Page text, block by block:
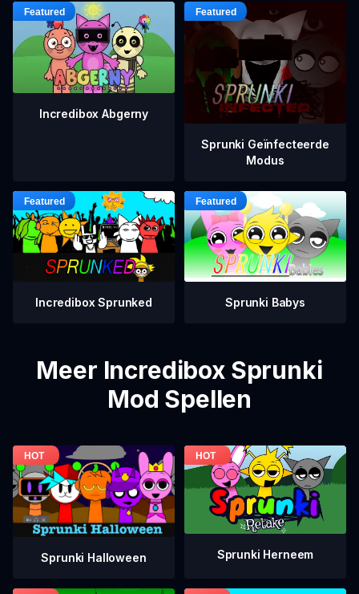
Incredibox Abgerny
Sprunki Geïnfecteerde
Modus
Incredibox Sprunked Sprunki Babys
Meer Incredibox Sprunki
Mod Spellen
Sprunki Halloween Sprunki Herneem